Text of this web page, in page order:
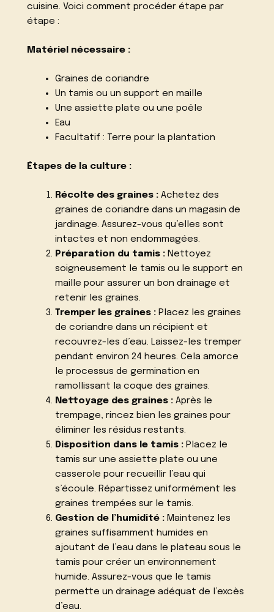
cuisine. Voici comment procéder étape par
étape :
Matériel nécessaire :
Graines de coriandre
Un tamis ou un support en maille
Une assiette plate ou une poêle
Eau
Facultatif : Terre pour la plantation
Étapes de la culture :
Récolte des graines :Achetez des
graines de coriandre dans un magasin de
jardinage. Assurez-vous qu’elles sont
intactes et non endommagées.
Préparation du tamis :Nettoyez
soigneusement le tamis ou le support en
maille pour assurer un bon drainage et
retenir les graines.
Tremper les graines :Placez les graines
de coriandre dans un récipient et
recouvrez-les d’eau. Laissez-les tremper
pendant environ 24 heures. Cela amorce
le processus de germination en
ramollissant la coque des graines.
Nettoyage des graines :Après le
trempage, rincez bien les graines pour
éliminer les résidus restants.
Disposition dans le tamis :Placez le
tamis sur une assiette plate ou une
casserole pour recueillir l’eau qui
s’écoule. Répartissez uniformément les
graines trempées sur le tamis.
Gestion de l’humidité :Maintenez les
graines suffisamment humides en
ajoutant de l’eau dans le plateau sous le
tamis pour créer un environnement
humide. Assurez-vous que le tamis
permette un drainage adéquat de l’excès
d’eau.